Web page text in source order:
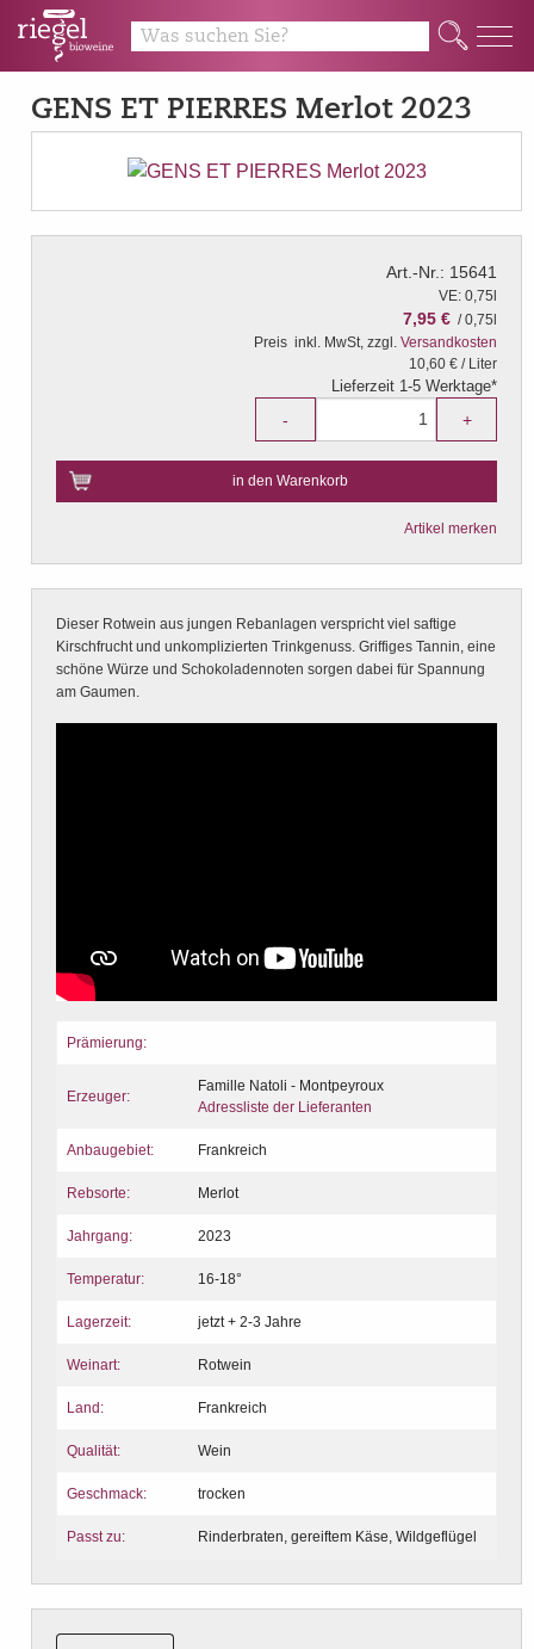
Q
GENS ET PIERRES Merlot 2023
Art.-Nr.: 15641
VE: 0,75l
7,95 € / 0,75l
Preis inkl. MwSt, zzgl. Versandkosten
10,60 € / Liter
Lieferzeit 1-5 Werktage*
- +
in den Warenkorb
Artikel merken
Dieser Rotwein aus jungen Rebanlagen verspricht viel saftige
Kirschfrucht und unkomplizierten Trinkgenuss. Griffiges Tannin, eine
schöne Würze und Schokoladennoten sorgen dabei für Spannung
am Gaumen.
Prämierung:
Erzeuger:
Famille Natoli - Montpeyroux
Adressliste der Lieferanten
Anbaugebiet: Frankreich
Rebsorte: Merlot
Jahrgang: 2023
Temperatur: 16-18°
Lagerzeit: jetzt + 2-3 Jahre
Weinart: Rotwein
Land: Frankreich
Qualität: Wein
Geschmack: trocken
Passt zu: Rinderbraten, gereiftem Käse, Wildgeflügel